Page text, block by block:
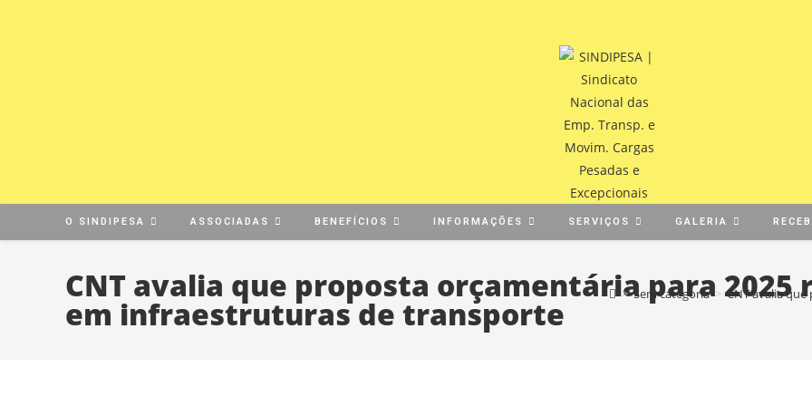
O SINDIPESA ASSOCIADAS BENEFÍCIOS INFORMAÇÕES SERVIÇOS GALERIA
CNT avalia que proposta orçamentária para
em infraestruturas de transporte
> Sem categoria > CNT avalia